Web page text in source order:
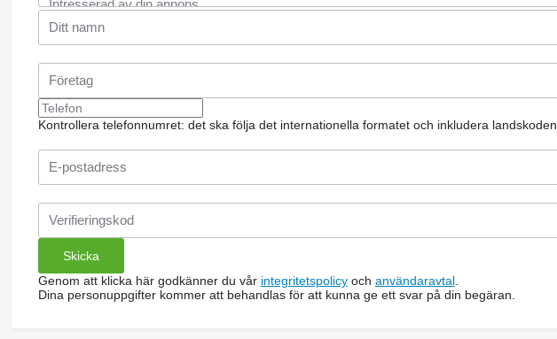
Kontrollera telefonnumret: det ska följa det internationella formatet och inkludera landskoden.
Genom att klicka här godkänner du vår integritetspolicyoch användaravtal.
Dina personuppgifter kommer att behandlas för att kunna ge ett svar på din begäran.